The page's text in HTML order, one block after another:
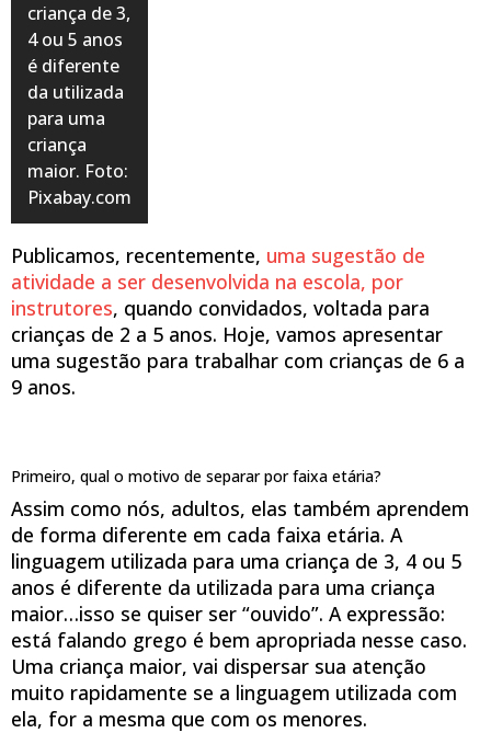
criança de 3,
4 ou 5 anos
é diferente
da utilizada
para uma
criança
maior. Foto:
Pixabay.com
Publicamos, recentemente, uma sugestão de
atividade a ser desenvolvida na escola, por
instrutores, quando convidados, voltada para
crianças de 2 a 5 anos. Hoje, vamos apresentar
uma sugestão para trabalhar com crianças de 6 a
9 anos.
Primeiro, qual o motivo de separar por faixa etária?
Assim como nós, adultos, elas também aprendem
de forma diferente em cada faixa etária. A
linguagem utilizada para uma criança de 3, 4 ou 5
anos é diferente da utilizada para uma criança
maior…isso se quiser ser “ouvido”. A expressão:
está falando grego é bem apropriada nesse caso.
Uma criança maior, vai dispersar sua atenção
muito rapidamente se a linguagem utilizada com
ela, for a mesma que com os menores.